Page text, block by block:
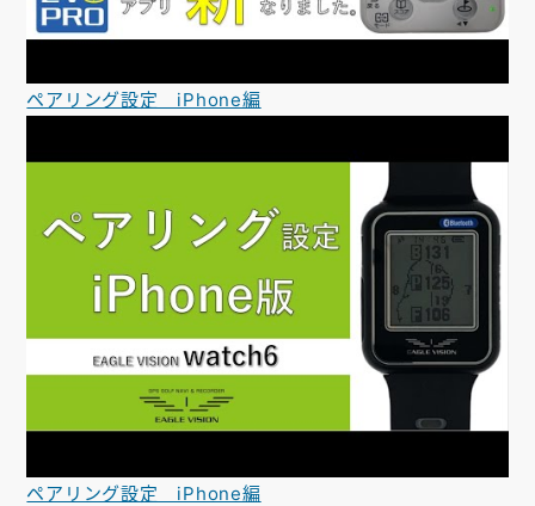
ペアリング設定 iPhone編
ペアリング設定 iPhone編